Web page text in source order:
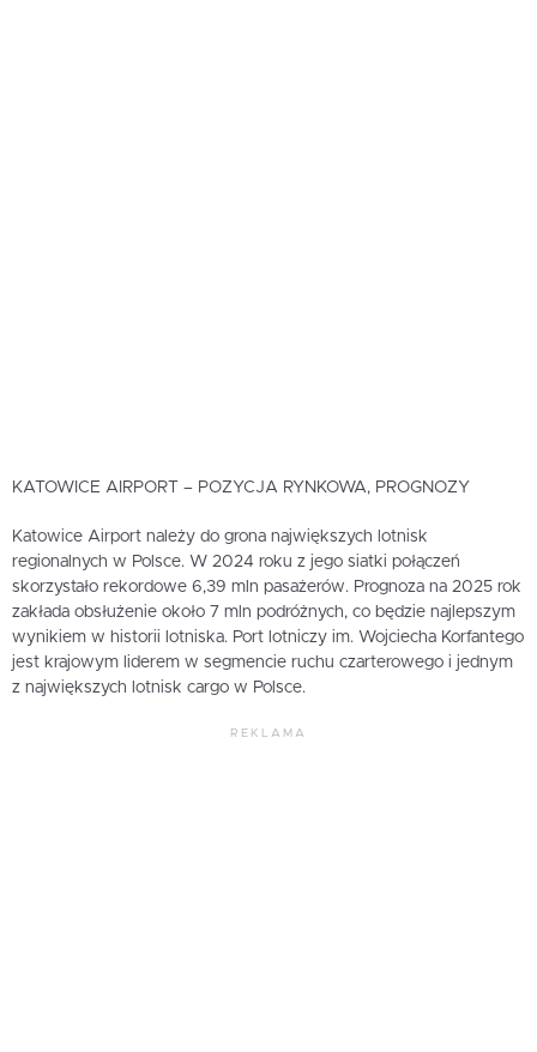
KATOWICE AIRPORT – POZYCJA RYNKOWA, PROGNOZY
Katowice Airport należy do grona największych lotnisk
regionalnych w Polsce. W 2024 roku z jego siatki połączeń
skorzystało rekordowe 6,39 mln pasażerów. Prognoza na 2025 rok
zakłada obsłużenie około 7 mln podróżnych, co będzie najlepszym
wynikiem w historii lotniska. Port lotniczy im. Wojciecha Korfantego
jest krajowym liderem w segmencie ruchu czarterowego i jednym
z największych lotnisk cargo w Polsce.
REKLAMA